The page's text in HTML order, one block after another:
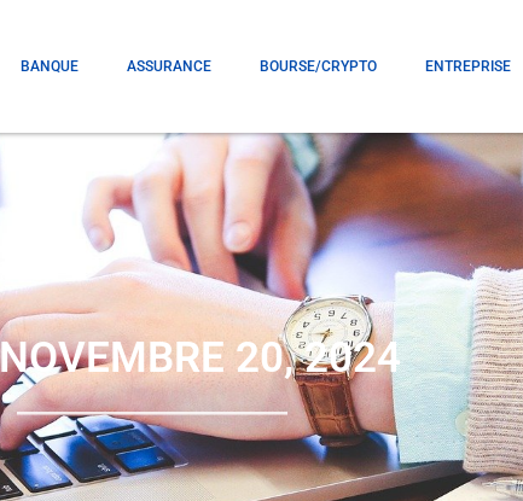
BANQUE ASSURANCE BOURSE/CRYPTO ENTREPRISE
20, 2024